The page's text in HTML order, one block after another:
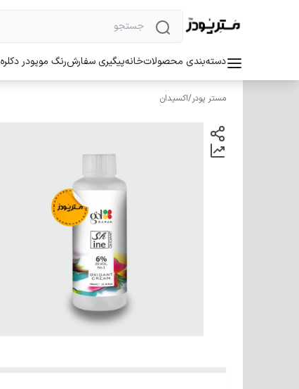
دسته‌بندی محصولاتخانهپیگیری سفارشرنگ موپودر دکلره
مستر پودر/اکسیدان